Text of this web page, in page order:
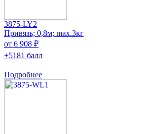
3875-LY2
Привязь; 0,8м; max.3кг
от 6 908 ₽
+5181 балл
Подробнее